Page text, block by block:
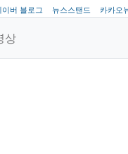
이버 블로그 뉴스스탠드 카카오
상